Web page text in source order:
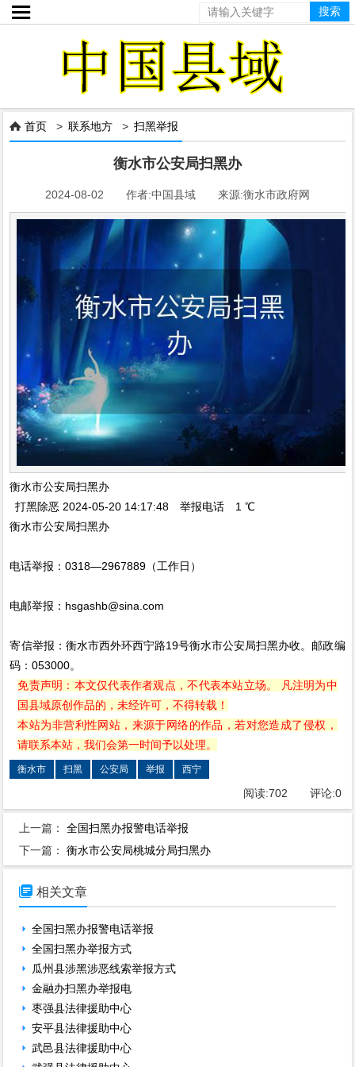

 首页 >联系地方 >扫黑举报
衡水市公安局扫黑办
2024-08-02 作者:中国县域 来源:衡水市政府网
衡水市公安局扫黑办
打黑除恶 2024-05-20 14:17:48 举报电话 1 ℃
衡水市公安局扫黑办
电话举报：0318—2967889（工作日）
电邮举报：hsgashb@sina.com
寄信举报：衡水市西外环西宁路19号衡水市公安局扫黑办收。邮政编
码：053000。
免责声明：本文仅代表作者观点，不代表本站立场。 凡注明为中
国县域原创作品的，未经许可，不得转载！
本站为非营利性网站，来源于网络的作品，若对您造成了侵权，
请联系本站，我们会第一时间予以处理。
衡水市 扫黑 公安局 举报 西宁
阅读:702 评论:0
上一篇：全国扫黑办报警电话举报
下一篇：衡水市公安局桃城分局扫黑办
 相关文章
全国扫黑办报警电话举报
全国扫黑办举报方式
瓜州县涉黑涉恶线索举报方式
金融办扫黑办举报电
枣强县法律援助中心
安平县法律援助中心
武邑县法律援助中心